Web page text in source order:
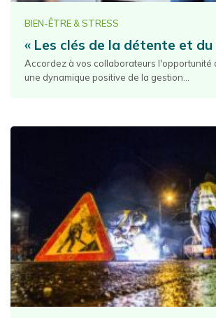
BIEN-ÊTRE & STRESS
« Les clés de la détente et
Accordez à vos collaborateurs l'opportunité
une dynamique positive de la gestion...